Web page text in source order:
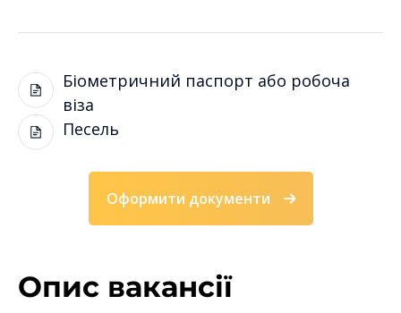
Біометричний паспорт або робоча
віза
Песель
Оформити документи
Опис вакансії